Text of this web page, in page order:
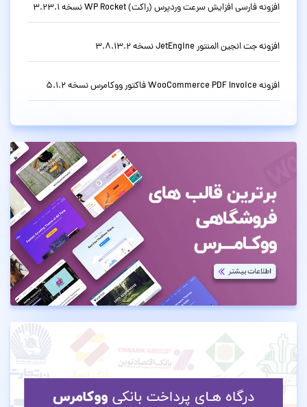
افزونه فارسی افزایش سرعت وردپرس (راکت) WP Rocket نسخه 3.23.1
افزونه جت انجین المنتور JetEngine نسخه 3.8.13.2
افزونه WooCommerce PDF Invoice فاکتور ووکامرس نسخه 5.1.2